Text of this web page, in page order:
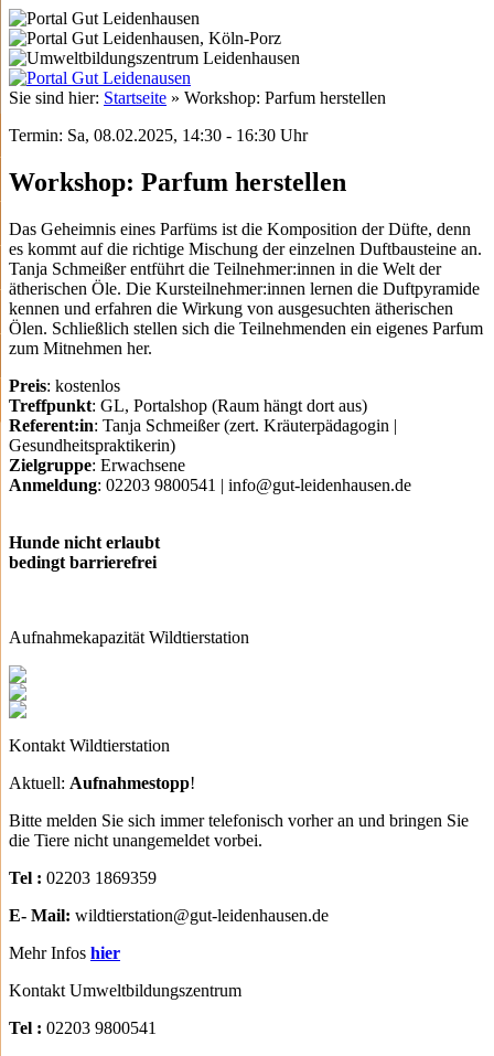
Sie sind hier: Startseite » Workshop: Parfum herstellen
Termin: Sa, 08.02.2025, 14:30 - 16:30 Uhr
Workshop: Parfum herstellen
Das Geheimnis eines Parfüms ist die Komposition der Düfte, denn
es kommt auf die richtige Mischung der einzelnen Duftbausteine an.
Tanja Schmeißer entführt die Teilnehmer:innen in die Welt der
ätherischen Öle. Die Kursteilnehmer:innen lernen die Duftpyramide
kennen und erfahren die Wirkung von ausgesuchten ätherischen
Ölen. Schließlich stellen sich die Teilnehmenden ein eigenes Parfum
zum Mitnehmen her.
Preis: kostenlos
Treffpunkt: GL, Portalshop (Raum hängt dort aus)
Referent:in: Tanja Schmeißer (zert. Kräuterpädagogin |
Gesundheitspraktikerin)
Zielgruppe: Erwachsene
Anmeldung: 02203 9800541 | info@gut-leidenhausen.de
Hunde nicht erlaubt
bedingt barrierefrei
Aufnahmekapazität Wildtierstation
Kontakt Wildtierstation
Aktuell: Aufnahmestopp!
Bitte melden Sie sich immer telefonisch vorher an und bringen Sie
die Tiere nicht unangemeldet vorbei.
Tel : 02203 1869359
E- Mail: wildtierstation@gut-leidenhausen.de
Mehr Infos hier
Kontakt Umweltbildungszentrum
Tel : 02203 9800541